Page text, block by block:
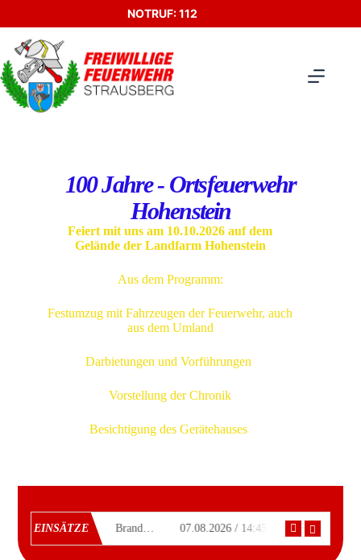
NOTRUF: 112
100 Jahre - Ortsfeuerwehr
Hohenstein
Feiert mit uns am 10.10.2026 auf dem
Gelände der Landfarm Hohenstein
Aus dem Programm:
Festumzug mit Fahrzeugen der Feuerwehr, auch
aus dem Umland
Darbietungen und Vorführungen
Vorstellung der Chronik
Besichtigung des Gerätehauses
EINSÄTZE
07.08.2026 / 18:15 Uhr, Brand, Strausberg 07.08.2026 / 14:45 Uhr, Brand, Strausberg